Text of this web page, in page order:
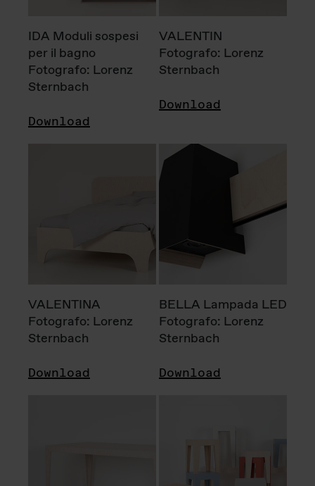
IDA Moduli sospesi
per il bagno
Fotografo: Lorenz
Sternbach
Download
VALENTIN
Fotografo: Lorenz
Sternbach
Download
VALENTINA
Fotografo: Lorenz
Sternbach
Download
BELLA Lampada LED
Fotografo: Lorenz
Sternbach
Download